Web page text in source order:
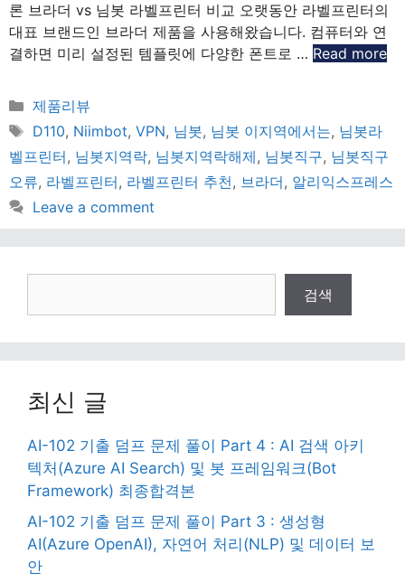
론 브라더 vs 님봇 라벨프린터 비교 오랫동안 라벨프린터의
대표 브랜드인 브라더 제품을 사용해왔습니다. 컴퓨터와 연
결하면 미리 설정된 템플릿에 다양한 폰트로 … Read more
Categories
제품리뷰
Tags
D110, Niimbot, VPN, 님봇, 님봇 이지역에서는, 님봇라
벨프린터, 님봇지역락, 님봇지역락해제, 님봇직구, 님봇직구
오류, 라벨프린터, 라벨프린터 추천, 브라더, 알리익스프레스
Leave a comment
검색
최신 글
AI-102 기출 덤프 문제 풀이 Part 4 : AI 검색 아키
텍처(Azure AI Search) 및 봇 프레임워크(Bot
Framework) 최종합격본
AI-102 기출 덤프 문제 풀이 Part 3 : 생성형
AI(Azure OpenAI), 자연어 처리(NLP) 및 데이터 보
안